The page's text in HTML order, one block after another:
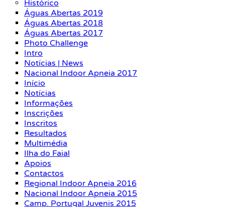
Histórico
Águas Abertas 2019
Águas Abertas 2018
Águas Abertas 2017
Photo Challenge
Intro
Notícias | News
Nacional Indoor Apneia 2017
Início
Notícias
Informações
Inscrições
Inscritos
Resultados
Multimédia
Ilha do Faial
Apoios
Contactos
Regional Indoor Apneia 2016
Nacional Indoor Apneia 2015
Camp. Portugal Juvenis 2015